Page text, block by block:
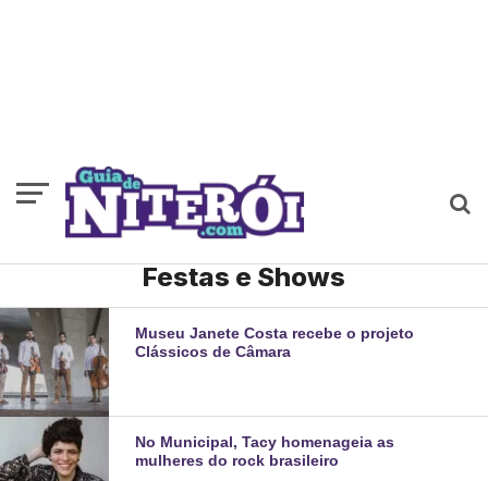
Festas e Shows
Museu Janete Costa recebe o projeto
Clássicos de Câmara
No Municipal, Tacy homenageia as
mulheres do rock brasileiro